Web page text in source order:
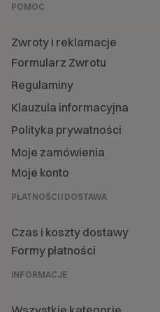
POMOC
Zwroty i reklamacje
Formularz Zwrotu
Regulaminy
Klauzula informacyjna
Polityka prywatności
Moje zamówienia
Moje konto
PŁATNOŚCI I DOSTAWA
Czas i koszty dostawy
Formy płatności
INFORMACJE